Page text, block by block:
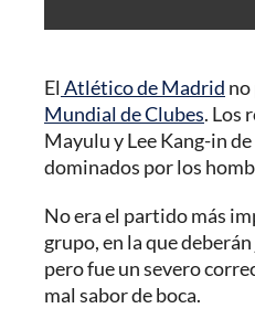
El Atlético de Madrid no
Mundial de Clubes. Los
Mayulu y Lee Kang-in
dominados por los
No era el partido más
grupo, en la que
pero fue un severo
mal sabor de boca.